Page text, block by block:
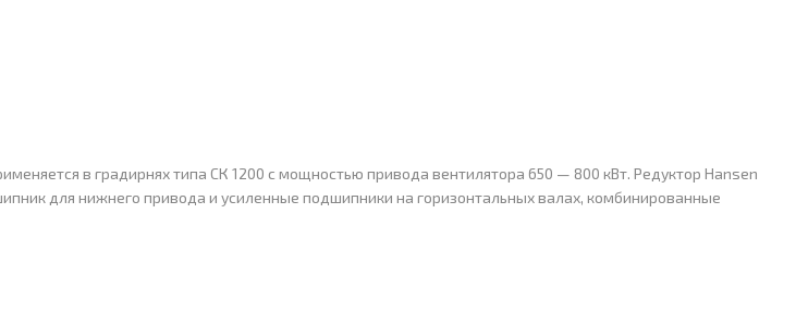
в градирнях типа СК 1200 с мощностью привода вентилятора 650 — 800 кВт. Редуктор Hansen
для нижнего привода и усиленные подшипники на горизонтальных валах, комбинированные